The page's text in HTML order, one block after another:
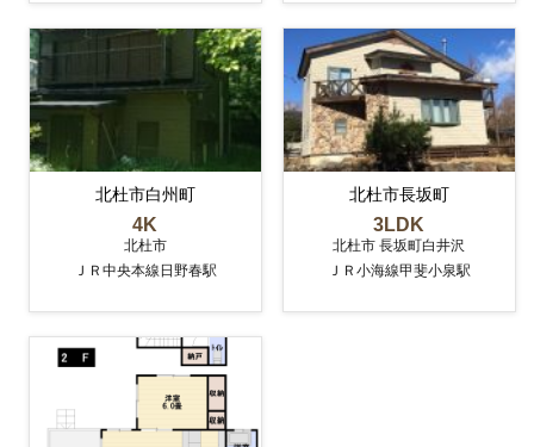
北杜市白州町
4K
北杜市
ＪＲ中央本線日野春駅
北杜市長坂町
3LDK
北杜市 長坂町白井沢
ＪＲ小海線甲斐小泉駅